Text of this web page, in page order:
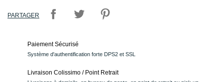
PARTAGER
Paiement Sécurisé
Système d'authentification forte DPS2 et SSL
Livraison Colissimo / Point Retrait